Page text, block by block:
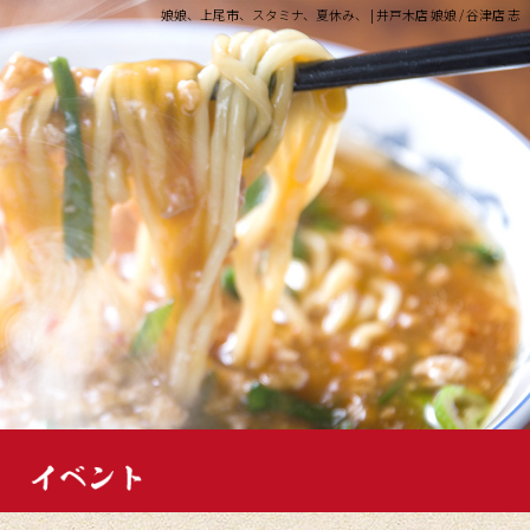
娘娘、上尾市、スタミナ、夏休み、 | 井戸木店 娘娘 / 谷津店 志